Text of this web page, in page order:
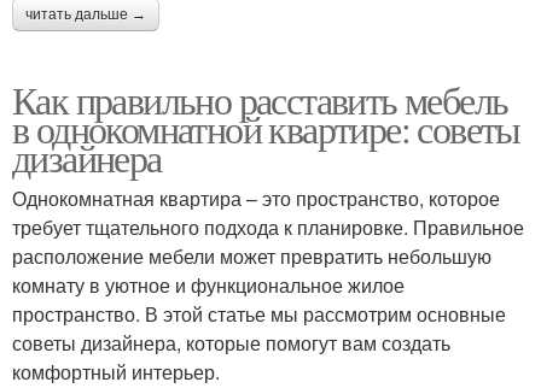
читать дальше →
Как правильно расставить мебель
в однокомнатной квартире: советы
дизайнера
Однокомнатная квартира – это пространство, которое
требует тщательного подхода к планировке. Правильное
расположение мебели может превратить небольшую
комнату в уютное и функциональное жилое
пространство. В этой статье мы рассмотрим основные
советы дизайнера, которые помогут вам создать
комфортный интерьер.